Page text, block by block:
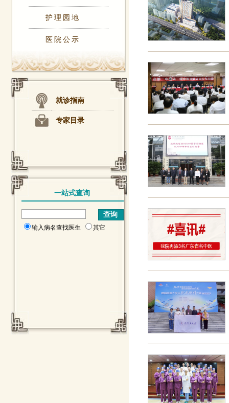
护理园地
医院公示
就诊指南
专家目录
一站式查询
输入病名查找医生 其它